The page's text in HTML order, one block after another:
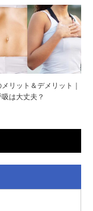
リット＆デメリット｜
は大丈夫？